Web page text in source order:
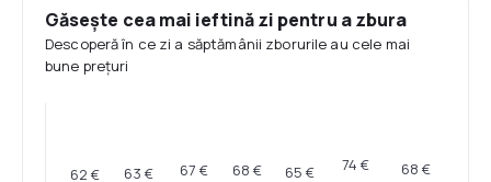
Găsește cea mai ieftină zi pentru a zbura
Descoperă în ce zi a săptămânii zborurile au cele mai
bune prețuri
62 € 63 € 67 € 68 € 65 € 74 € 68 €